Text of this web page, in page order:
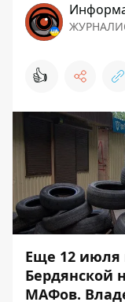
👍
Еще 12 июля
Бердянской
МАФов.